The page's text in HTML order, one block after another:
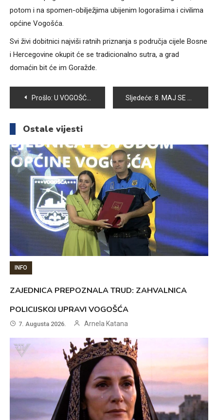
potom i na spomen-obilježjima ubijenim logorašima i civilima
općine Vogošća.
Svi živi dobitnici najviši ratnih priznanja s područja cijele Bosne
i Hercegovine okupit će se tradicionalno sutra, a grad
domaćin bit će im Goražde.
Navigacija
članaka
Prošlo: U VOGOŠĆI SVEČANO OBILJEŽEN DAN POBJEDE NAD FAŠIZMOM I DAN EUROPE Sljedeće: 8. MAJ SE OBILJEŽAVA KAO SVJETSKI DAN CRVENOG KRIŽA/POLUMJESECA
Ostale vijesti
INFO
ZAJEDNICA PREPOZNALA TRUD: ZAHVALNICA
POLICIJSKOJ UPRAVI VOGOŠĆA
7. Augusta 2026. Arnela Katana